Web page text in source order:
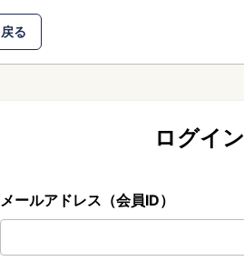
戻る
ログイン
メールアドレス（会員ID）